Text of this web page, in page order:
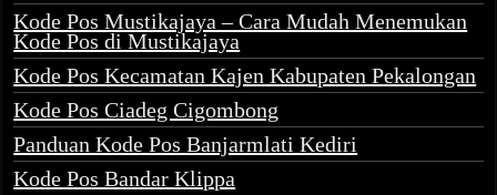
Kode Pos Mustikajaya – Cara Mudah Menemukan
Kode Pos di Mustikajaya
Kode Pos Kecamatan Kajen Kabupaten Pekalongan
Kode Pos Ciadeg Cigombong
Panduan Kode Pos Banjarmlati Kediri
Kode Pos Bandar Klippa